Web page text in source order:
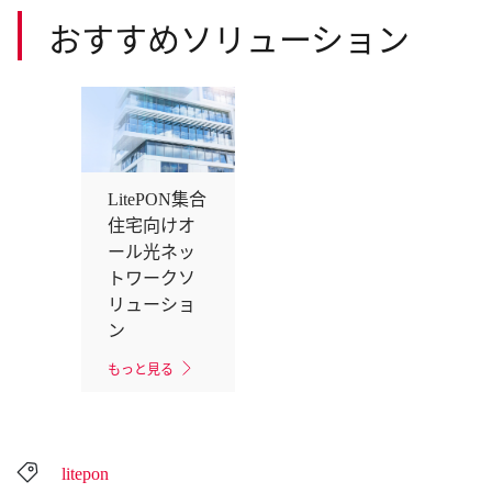
おすすめソリューション
LitePON集合
住宅向けオ
ール光ネッ
トワークソ
リューショ
ン
もっと見る
litepon